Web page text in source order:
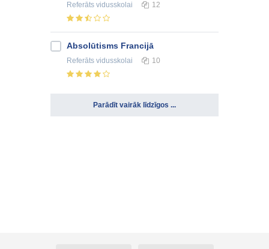
Referāts vidusskolai 12
Absolūtisms Francijā
Referāts vidusskolai 10
Parādīt vairāk līdzīgos ...